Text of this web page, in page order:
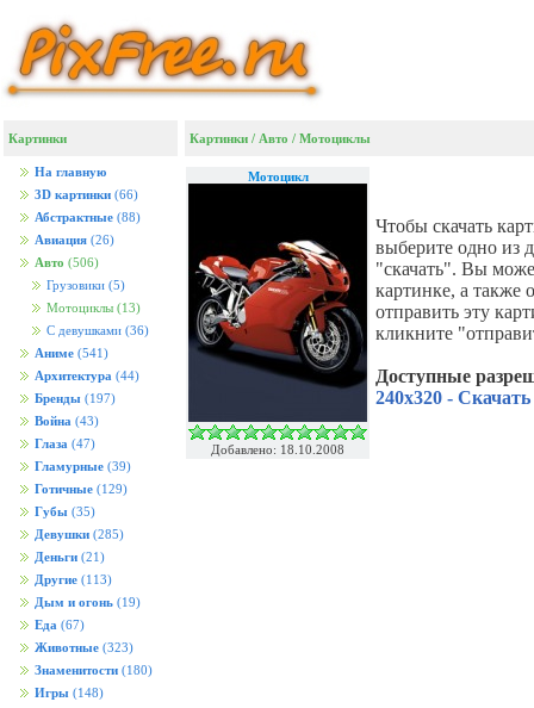
Картинки
На главную
3D картинки (66)
Абстрактные (88)
Авиация (26)
Авто (506)
Грузовики (5)
Мотоциклы (13)
С девушками (36)
Аниме (541)
Архитектура (44)
Бренды (197)
Война (43)
Глаза (47)
Гламурные (39)
Готичные (129)
Губы (35)
Девушки (285)
Деньги (21)
Другие (113)
Дым и огонь (19)
Еда (67)
Животные (323)
Знаменитости (180)
Игры (148)
Картинки / Авто / Мотоциклы
Мотоцикл
Добавлено: 18.10.2008
Чтобы скачать
выберите одно из
"скачать". Вы
картинке, а также
отправить эту
кликните
Доступные
240x320 - Скачать